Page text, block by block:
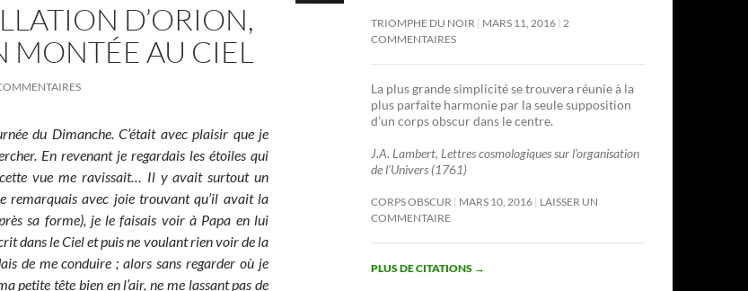
D’ORION,
MONTÉE AU CIEL
du Dimanche. C’était avec plaisir que je
En revenant je regardais les étoiles qui
vue me ravissait… Il y avait surtout un
remarquais avec joie trouvant qu’il avait la
sa forme), je le faisais voir à Papa en lui
dans le Ciel et puis ne voulant rien voir de la
de me conduire ; alors sans regarder où je
petite tête bien en l’air, ne me lassant pas de
TRIOMPHE DU NOIR MARS 11, 2016 2
COMMENTAIRES
La plus grande simplicité se trouvera réunie à la
plus parfaite harmonie par la seule supposition
d’un corps obscur dans le centre.
J.A. Lambert, Lettres cosmologiques sur l’organisation
de l’Univers (1761)
CORPS OBSCUR MARS 10, 2016 LAISSER UN
COMMENTAIRE
PLUS DE CITATIONS →